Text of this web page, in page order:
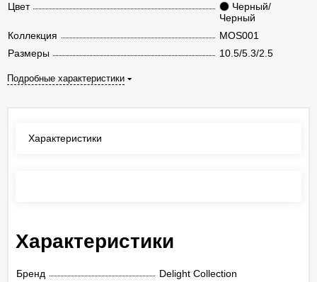
Цвет
Черный/
Черный
Коллекция
MOS001
Размеры
10.5/5.3/2.5
Подробные характеристики
Характеристики
Характеристики
Бренд
Delight Collection